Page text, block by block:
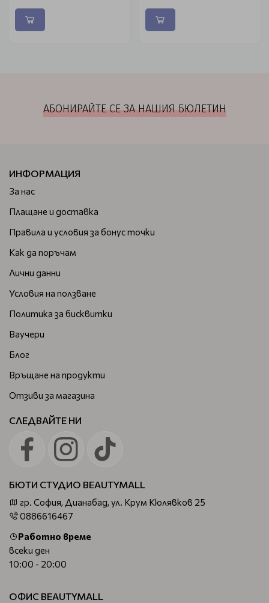
АБОНИРАЙТЕ СЕ ЗА НАШИЯ БЮЛЕТИН
ИНФОРМАЦИЯ
За нас
Плащане и доставка
Правила и условия за бонус точки
Как да поръчам
Лични данни
Условия на ползване
Политика за бисквитки
Ваучери
Блог
Връщане на продукти
Отзиви за магазина
СЛЕДВАЙТЕ НИ
БЮТИ СТУДИО BEAUTYMALL
гр. София, Дианабад, ул. Крум Кюлявков 25
0886616467
Работно време
всеки ден
10:00 - 20:00
ОФИС BEAUTYMALL